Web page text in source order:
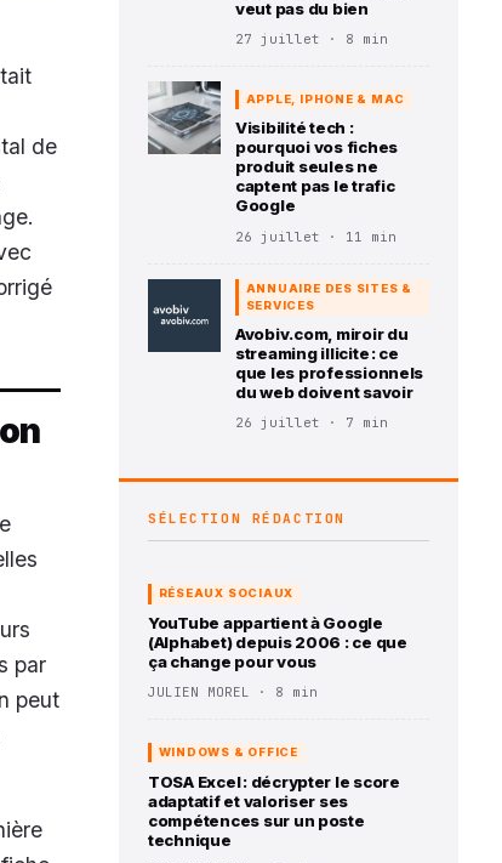
de
par
peut
veut pas du bien
27 juillet · 8 min
APPLE, IPHONE & MAC
Visibilité tech :
pourquoi vos fiches
produit seules ne
captent pas le trafic
Google
26 juillet · 11 min
ANNUAIRE DES SITES &
SERVICES
Avobiv.com, miroir du
streaming illicite : ce
que les professionnels
du web doivent savoir
26 juillet · 7 min
SÉLECTION RÉDACTION
RÉSEAUX SOCIAUX
YouTube appartient à Google
(Alphabet) depuis 2006 : ce que
ça change pour vous
JULIEN MOREL · 8 min
WINDOWS & OFFICE
TOSA Excel : décrypter le score
adaptatif et valoriser ses
compétences sur un poste
technique